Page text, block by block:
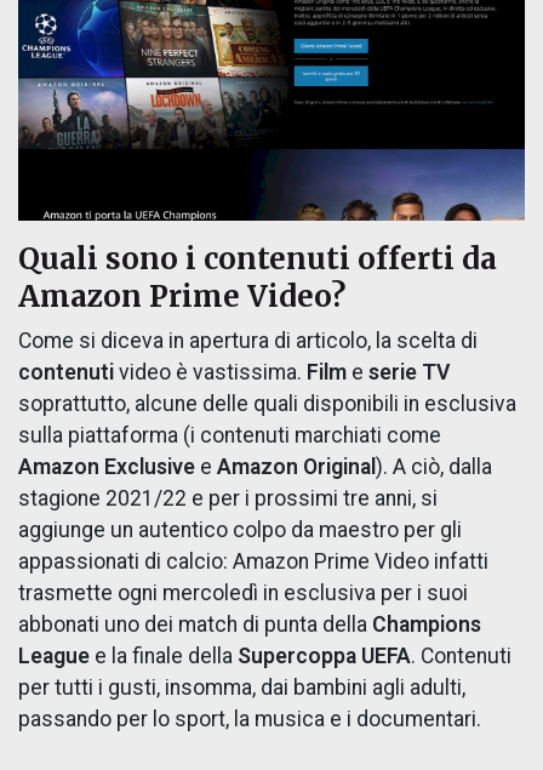
Quali sono i contenuti offerti da
Amazon Prime Video?
Come si diceva in apertura di articolo, la scelta di
contenuti video è vastissima. Film e serie TV
soprattutto, alcune delle quali disponibili in esclusiva
sulla piattaforma (i contenuti marchiati come
Amazon Exclusive e Amazon Original ). A ciò, dalla
stagione 2021/22 e per i prossimi tre anni, si
aggiunge un autentico colpo da maestro per gli
appassionati di calcio: Amazon Prime Video infatti
trasmette ogni mercoledì in esclusiva per i suoi
abbonati uno dei match di punta della Champions
League e la finale della Supercoppa UEFA. Contenuti
per tutti i gusti, insomma, dai bambini agli adulti,
passando per lo sport, la musica e i documentari.